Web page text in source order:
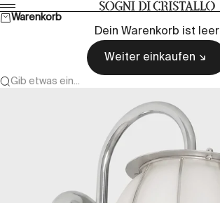
Zum Inhalt springenSogni di cristallo
Menü
Warenkorb
Dein Warenkorb ist leer
Weiter einkaufen
Gib etwas ein...